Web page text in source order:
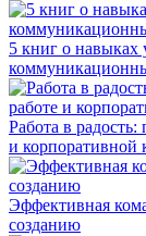
5 книг о навыках
Работа в
и корпоративной
Эффективная
созданию